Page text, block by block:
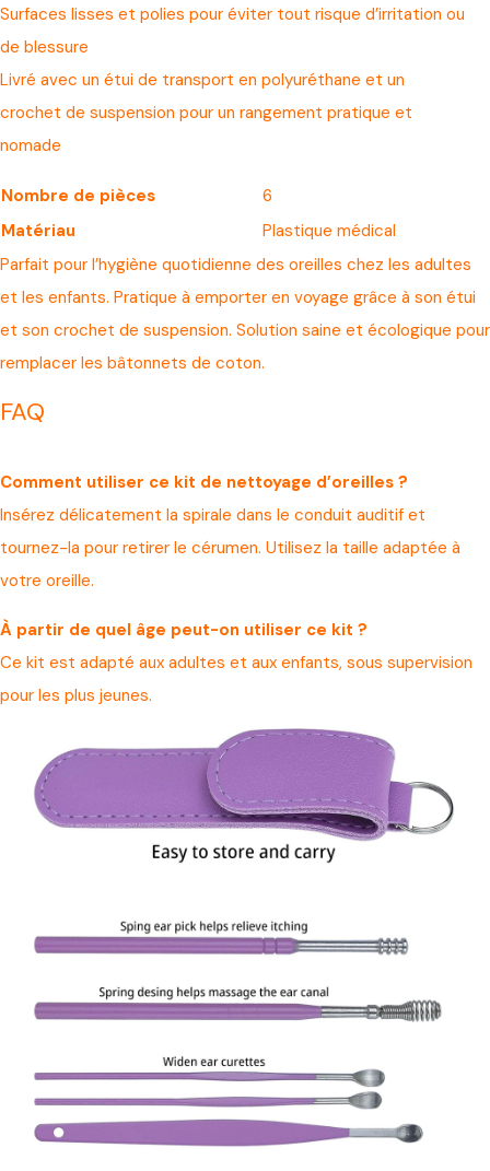
Surfaces lisses et polies pour éviter tout risque d’irritation ou
de blessure
Livré avec un étui de transport en polyuréthane et un
crochet de suspension pour un rangement pratique et
nomade
Nombre de pièces
6
Matériau
Plastique médical
Parfait pour l’hygiène quotidienne des oreilles chez les adultes
et les enfants. Pratique à emporter en voyage grâce à son étui
et son crochet de suspension. Solution saine et écologique pour
remplacer les bâtonnets de coton.
FAQ
Comment utiliser ce kit de nettoyage d’oreilles ?
Insérez délicatement la spirale dans le conduit auditif et
tournez-la pour retirer le cérumen. Utilisez la taille adaptée à
votre oreille.
À partir de quel âge peut-on utiliser ce kit ?
Ce kit est adapté aux adultes et aux enfants, sous supervision
pour les plus jeunes.